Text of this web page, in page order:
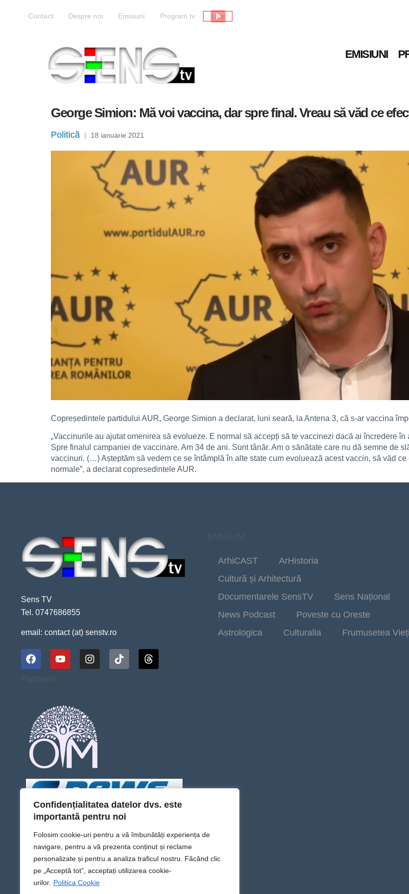
Confidențialitatea datelor dvs. este
importantă pentru noi
Folosim cookie-uri pentru a vă îmbunătăți experiența de
navigare, pentru a vă prezenta conținut și reclame
personalizate și pentru a analiza traficul nostru. Făcând clic
pe „Acceptă tot”, acceptați utilizarea cookie-
urilor. Politica Cookie
Contact Despre noi Emisiuni Program tv Live
EMISIUNI
George Simion: Mă voi vaccina, dar spre final. Vreau să văd ce
Politică | 18 ianuarie 2021
Copreședintele partidului AUR, George Simion a declarat, luni seară, la Antena 3, că s-ar vaccina
„Vaccinurile au ajutat omenirea să evolueze. E normal să accepți să te vaccinezi dacă ai încredere
Spre finalul campaniei de vaccinare. Am 34 de ani. Sunt tânăr. Am o sănătate care nu dă semne de
vaccinuri. (…) Așteptăm să vedem ce se întâmplă în alte state cum evoluează acest vaccin, să văd
normale”, a declarat copresedintele AUR.
Sens TV
Tel. 0747686855
email: contact (at) senstv.ro
ArhiCAST
ArHistoria
Cultură și Arhitectură
Documentarele SensTV
Sens Național
News Podcast
Poveste cu Oreste
Astrologica
Culturalia Frumusetea